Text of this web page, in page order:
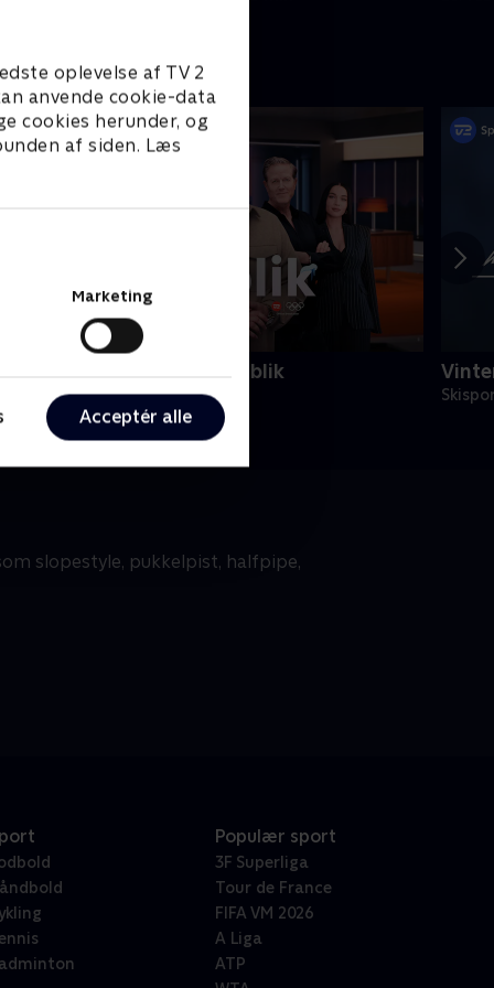
oplevelse af TV 2
anvende cookie-data
cookies herunder, og
af siden. Læs
Marketing
Acceptér alle
Vinter-OL - Det kølige overblik
slopestyle, pukkelpist, halfpipe,
Populær sport
3F Superliga
Tour de France
FIFA VM 2026
A Liga
ATP